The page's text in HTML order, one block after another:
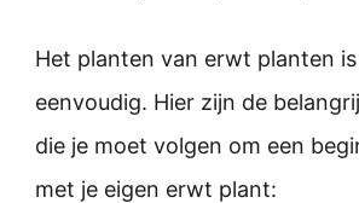
Het planten van erwt planten
eenvoudig. Hier zijn de
die je moet volgen om een
met je eigen erwt plant: